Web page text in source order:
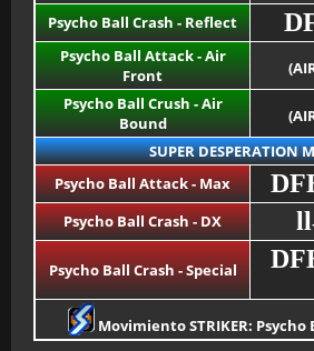
Psycho Ball Crash - Reflect
Psycho Ball Attack - Air
Front
Psycho Ball Crush - Air
Bound
SUPER DESPERATION
Psycho Ball Attack - Max
Psycho Ball Crash - DX
ll
Psycho Ball Crash - Special
Movimiento STRIKER: